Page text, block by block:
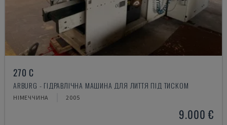
270 C
ARBURG - ГІДРАВЛІЧНА МАШИНА ДЛЯ ЛИТТЯ ПІД ТИСКОМ
НІМЕЧЧИНА 2005
9.000 €